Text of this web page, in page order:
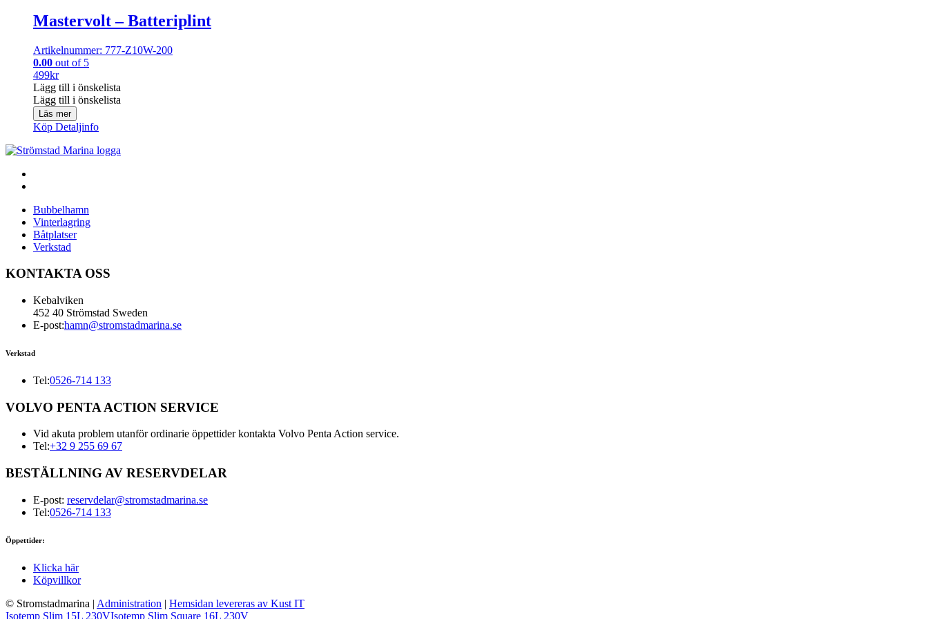
Mastervolt – Batteriplint
Artikelnummer: 777-Z10W-200
0.00 out of 5
499kr
Lägg till i önskelista
Lägg till i önskelista
Läs mer
Köp Detaljinfo
Bubbelhamn
Vinterlagring
Båtplatser
Verkstad
KONTAKTA OSS
Kebalviken
452 40 Strömstad Sweden
E-post:hamn@stromstadmarina.se
Verkstad
Tel:0526-714 133
VOLVO PENTA ACTION SERVICE
Vid akuta problem utanför ordinarie öppettider kontakta Volvo Penta Action service.
Tel:+32 9 255 69 67
BESTÄLLNING AV RESERVDELAR
E-post: reservdelar@stromstadmarina.se
Tel:0526-714 133
Öppettider:
Klicka här
Köpvillkor
© Stromstadmarina | Administration | Hemsidan levereras av Kust IT
Isotemp Slim 15L 230VIsotemp Slim Square 16L 230V